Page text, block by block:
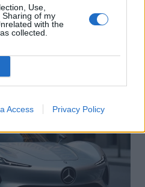
Use,
of my
with the
collected.
Access Privacy Policy
plus économes
dès 2028